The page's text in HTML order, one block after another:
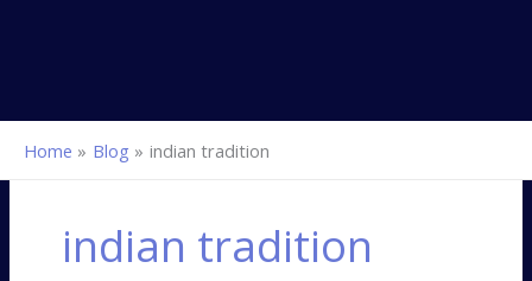
Home Blog indian tradition
indian tradition